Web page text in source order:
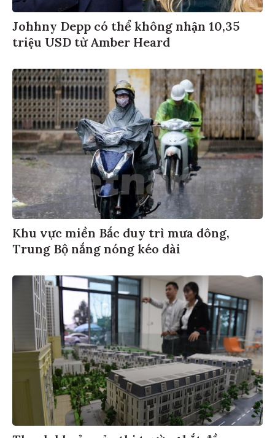
Johhny Depp có thể không nhận 10,35
triệu USD từ Amber Heard
Khu vực miền Bắc duy trì mưa dông,
Trung Bộ nắng nóng kéo dài